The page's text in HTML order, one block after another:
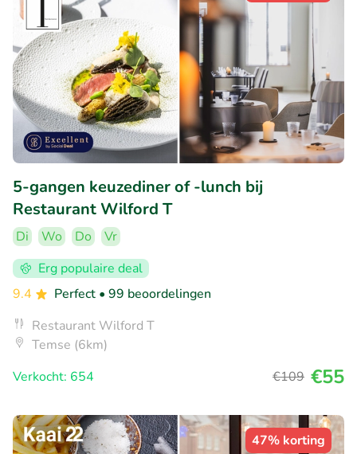
5-gangen keuzediner of -lunch bij
Restaurant Wilford T
Di Wo Do
Vr
Erg populaire deal
9.4
Perfect • 99 beoordelingen
Restaurant Wilford T
Temse (6km)
Verkocht: 654
€109 €55
47% korting